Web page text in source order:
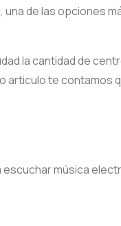
, una de las opciones
la cantidad de
articulo te contamos
música